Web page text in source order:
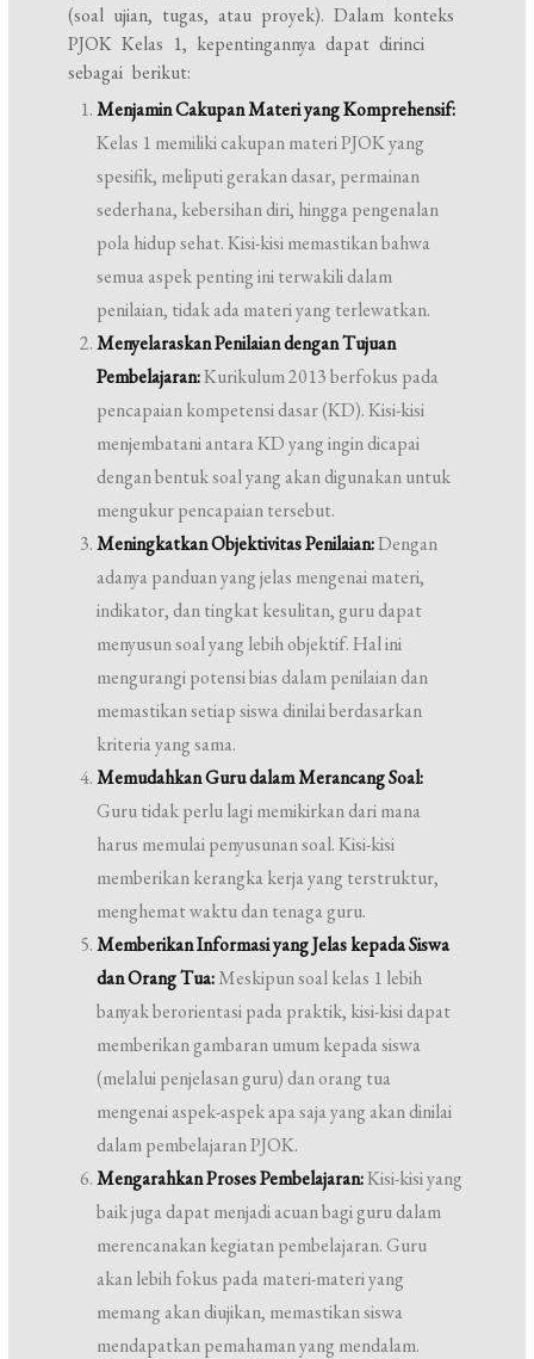
(soal ujian, tugas, atau proyek). Dalam konteks
PJOK Kelas 1, kepentingannya dapat dirinci
sebagai berikut:
Menjamin Cakupan Materi yang Komprehensif:
Kelas 1 memiliki cakupan materi PJOK yang
spesifik, meliputi gerakan dasar, permainan
sederhana, kebersihan diri, hingga pengenalan
pola hidup sehat. Kisi-kisi memastikan bahwa
semua aspek penting ini terwakili dalam
penilaian, tidak ada materi yang terlewatkan.
Menyelaraskan Penilaian dengan Tujuan
Pembelajaran:Kurikulum 2013 berfokus pada
pencapaian kompetensi dasar (KD). Kisi-kisi
menjembatani antara KD yang ingin dicapai
dengan bentuk soal yang akan digunakan untuk
mengukur pencapaian tersebut.
Meningkatkan Objektivitas Penilaian:Dengan
adanya panduan yang jelas mengenai materi,
indikator, dan tingkat kesulitan, guru dapat
menyusun soal yang lebih objektif. Hal ini
mengurangi potensi bias dalam penilaian dan
memastikan setiap siswa dinilai berdasarkan
kriteria yang sama.
Memudahkan Guru dalam Merancang Soal:
Guru tidak perlu lagi memikirkan dari mana
harus memulai penyusunan soal. Kisi-kisi
memberikan kerangka kerja yang terstruktur,
menghemat waktu dan tenaga guru.
Memberikan Informasi yang Jelas kepada Siswa
dan Orang Tua:Meskipun soal kelas 1 lebih
banyak berorientasi pada praktik, kisi-kisi dapat
memberikan gambaran umum kepada siswa
(melalui penjelasan guru) dan orang tua
mengenai aspek-aspek apa saja yang akan dinilai
dalam pembelajaran PJOK.
Mengarahkan Proses Pembelajaran:Kisi-kisi yang
baik juga dapat menjadi acuan bagi guru dalam
merencanakan kegiatan pembelajaran. Guru
akan lebih fokus pada materi-materi yang
memang akan diujikan, memastikan siswa
mendapatkan pemahaman yang mendalam.